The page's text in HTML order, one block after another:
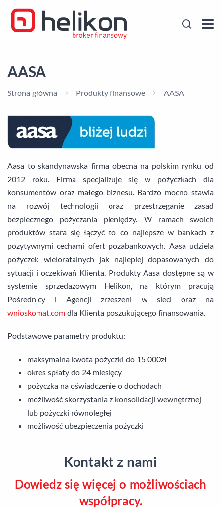
AASA
Strona główna Produkty finansowe AASA
Aasa to skandynawska firma obecna na polskim rynku od
2012 roku. Firma specjalizuje się w pożyczkach dla
konsumentów oraz małego biznesu. Bardzo mocno stawia
na rozwój technologii oraz przestrzeganie zasad
bezpiecznego pożyczania pieniędzy. W ramach swoich
produktów stara się łączyć to co najlepsze w bankach z
pozytywnymi cechami ofert pozabankowych. Aasa udziela
pożyczek wieloratalnych jak najlepiej dopasowanych do
sytuacji i oczekiwań Klienta. Produkty Aasa dostępne są w
systemie sprzedażowym Helikon, na którym pracują
Pośrednicy i Agencji zrzeszeni w sieci oraz na
wnioskomat.com dla Klienta poszukującego finansowania.
Podstawowe parametry produktu:
maksymalna kwota pożyczki do 15 000zł
okres spłaty do 24 miesięcy
pożyczka na oświadczenie o dochodach
możliwość skorzystania z konsolidacji wewnętrznej
lub pożyczki równoległej
możliwość ubezpieczenia pożyczki
Kontakt z nami
Dowiedz się więcej o możliwościach
współpracy.